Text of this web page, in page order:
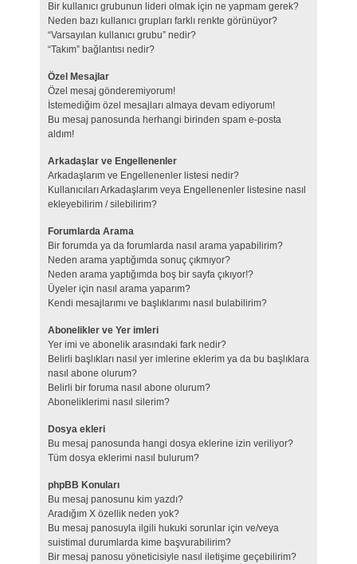
Bir kullanıcı grubunun lideri olmak için ne yapmam gerek?
Neden bazı kullanıcı grupları farklı renkte görünüyor?
“Varsayılan kullanıcı grubu” nedir?
“Takım” bağlantısı nedir?
Özel Mesajlar
Özel mesaj gönderemiyorum!
İstemediğim özel mesajları almaya devam ediyorum!
Bu mesaj panosunda herhangi birinden spam e-posta
aldım!
Arkadaşlar ve Engellenenler
Arkadaşlarım ve Engellenenler listesi nedir?
Kullanıcıları Arkadaşlarım veya Engellenenler listesine nasıl
ekleyebilirim / silebilirim?
Forumlarda Arama
Bir forumda ya da forumlarda nasıl arama yapabilirim?
Neden arama yaptığımda sonuç çıkmıyor?
Neden arama yaptığımda boş bir sayfa çıkıyor!?
Üyeler için nasıl arama yaparım?
Kendi mesajlarımı ve başlıklarımı nasıl bulabilirim?
Abonelikler ve Yer imleri
Yer imi ve abonelik arasındaki fark nedir?
Belirli başlıkları nasıl yer imlerine eklerim ya da bu başlıklara
nasıl abone olurum?
Belirli bir foruma nasıl abone olurum?
Aboneliklerimi nasıl silerim?
Dosya ekleri
Bu mesaj panosunda hangi dosya eklerine izin veriliyor?
Tüm dosya eklerimi nasıl bulurum?
phpBB Konuları
Bu mesaj panosunu kim yazdı?
Aradığım X özellik neden yok?
Bu mesaj panosuyla ilgili hukuki sorunlar için ve/veya
suistimal durumlarda kime başvurabilirim?
Bir mesaj panosu yöneticisiyle nasıl iletişime geçebilirim?